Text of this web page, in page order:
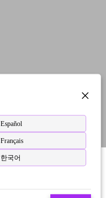
Español
Français
한국어